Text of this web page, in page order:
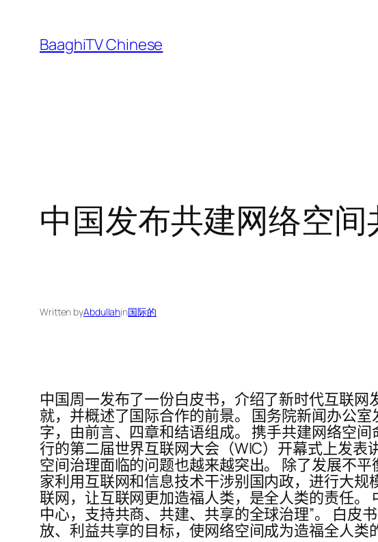
content
BaaghiTV Chinese
中国发布共建网络空
Written byAbdullahin国际的
中国周一发布了一份白皮书，介绍了新时代互联
就，并概述了国际合作的前景。 国务院新闻办公
字，由前言、四章和结语组成。 携手共建网络空
行的第二届世界互联网大会（WIC）开幕式上发
空间治理面临的问题也越来越突出。 除了发展不
家利用互联网和信息技术干涉别国内政，进行大
联网，让互联网更加造福人类，是全人类的责任
中心，支持共商、共建、共享的全球治理”。 白皮
放、利益共享的目标，使网络空间成为造福全人类